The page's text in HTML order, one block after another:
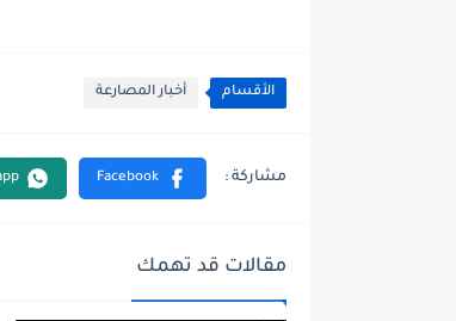
الأقسام أخبار المصارعة
مقالات قد تهمك